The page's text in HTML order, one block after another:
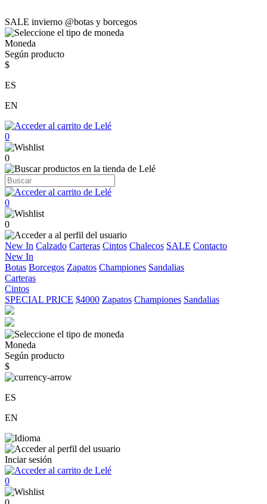
SALE invierno @botas y borcegos
Moneda
Según producto
$
ES
EN
0
0
0
0
New In Calzado Carteras Cintos Chalecos SALE Contacto
New In
Botas Borcegos Zapatos Championes Sandalias
Carteras
Cintos
SPECIAL PRICE $4000 Zapatos Championes Sandalias
Moneda
Según producto
$
ES
EN
Inciar sesión
0